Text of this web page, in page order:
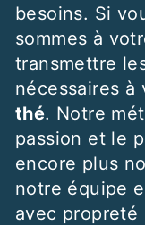
besoins. Si
sommes à
transmettre
nécessaires à
thé. Notre
passion et le
encore plus
notre équipe
avec propreté